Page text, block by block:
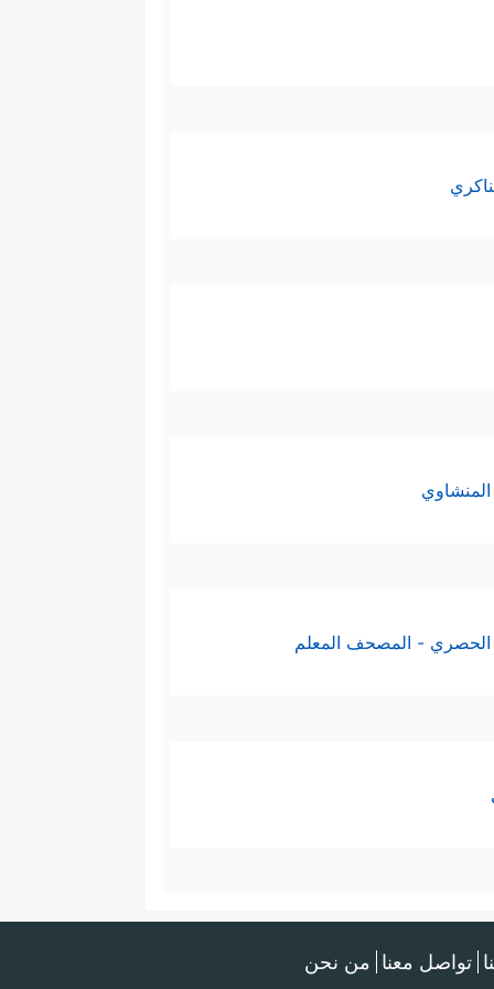
الحصري - المصحف المعلم
تواصل معنا من نحن